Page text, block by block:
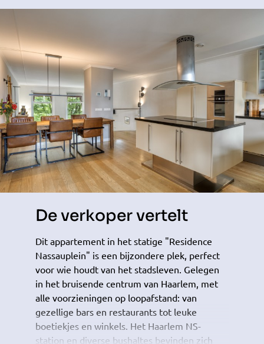
De verkoper vertelt
Dit appartement in het statige "Residence
Nassauplein" is een bijzondere plek, perfect
voor wie houdt van het stadsleven. Gelegen
in het bruisende centrum van Haarlem, met
alle voorzieningen op loopafstand: van
gezellige bars en restaurants tot leuke
boetiekjes en winkels. Het Haarlem NS-
station en diverse bushaltes bevinden zich